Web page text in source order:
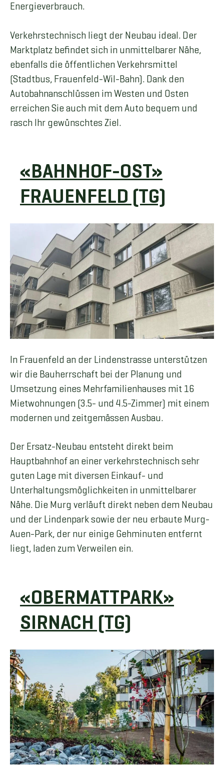
Energieverbrauch.
Verkehrstechnisch liegt der Neubau ideal. Der
Marktplatz befindet sich in unmittelbarer Nähe,
ebenfalls die öffentlichen Verkehrsmittel
(Stadtbus, Frauenfeld-Wil-Bahn). Dank den
Autobahnanschlüssen im Westen und Osten
erreichen Sie auch mit dem Auto bequem und
rasch Ihr gewünschtes Ziel.
«BAHNHOF-OST»
FRAUENFELD (TG)
In Frauenfeld an der Lindenstrasse unterstützen
wir die Bauherrschaft bei der Planung und
Umsetzung eines Mehrfamilienhauses mit 16
Mietwohnungen (3.5- und 4.5-Zimmer) mit einem
modernen und zeitgemässen Ausbau.
Der Ersatz-Neubau entsteht direkt beim
Hauptbahnhof an einer verkehrstechnisch sehr
guten Lage mit diversen Einkauf- und
Unterhaltungsmöglichkeiten in unmittelbarer
Nähe. Die Murg verläuft direkt neben dem Neubau
und der Lindenpark sowie der neu erbaute Murg-
Auen-Park, der nur einige Gehminuten entfernt
liegt, laden zum Verweilen ein.
«OBERMATTPARK»
SIRNACH (TG)